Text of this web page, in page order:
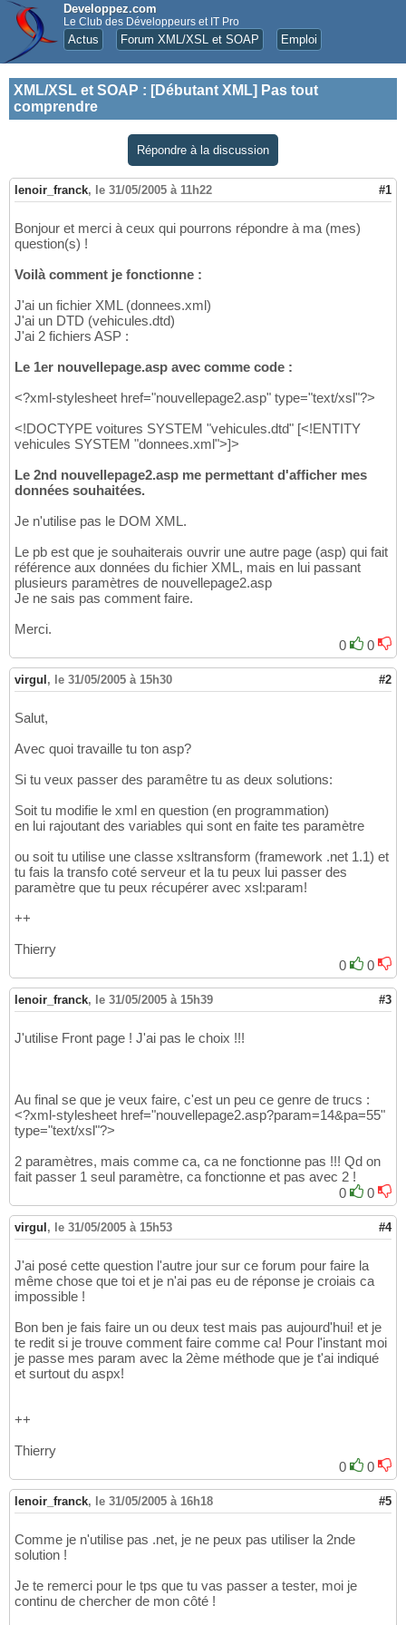
Developpez.com
Le Club des Développeurs et IT Pro
Actus Forum XML/XSL et SOAP Emploi
XML/XSL et SOAP : [Débutant XML] Pas tout
comprendre
Répondre à la discussion
lenoir_franck, le 31/05/2005 à 11h22 #1
Bonjour et merci à ceux qui pourrons répondre à ma (mes)
question(s) !
Voilà comment je fonctionne :
J'ai un fichier XML (donnees.xml)
J'ai un DTD (vehicules.dtd)
J'ai 2 fichiers ASP :
Le 1er nouvellepage.asp avec comme code :
<?xml-stylesheet href="nouvellepage2.asp" type="text/xsl"?>
<!DOCTYPE voitures SYSTEM "vehicules.dtd" [<!ENTITY
vehicules SYSTEM "donnees.xml">]>
Le 2nd nouvellepage2.asp me permettant d'afficher mes
données souhaitées.
Je n'utilise pas le DOM XML.
Le pb est que je souhaiterais ouvrir une autre page (asp) qui fait
référence aux données du fichier XML, mais en lui passant
plusieurs paramètres de nouvellepage2.asp
Je ne sais pas comment faire.
Merci.
0
0
virgul , le 31/05/2005 à 15h30 #2
Salut,
Avec quoi travaille tu ton asp?
Si tu veux passer des paramêtre tu as deux solutions:
Soit tu modifie le xml en question (en programmation)
en lui rajoutant des variables qui sont en faite tes paramètre
ou soit tu utilise une classe xsltransform (framework .net 1.1) et
tu fais la transfo coté serveur et la tu peux lui passer des
paramètre que tu peux récupérer avec xsl:param!
++
Thierry
0
0
lenoir_franck, le 31/05/2005 à 15h39 #3
J'utilise Front page ! J'ai pas le choix !!!
Au final se que je veux faire, c'est un peu ce genre de trucs :
<?xml-stylesheet href="nouvellepage2.asp?param=14&pa=55"
type="text/xsl"?>
2 paramètres, mais comme ca, ca ne fonctionne pas !!! Qd on
fait passer 1 seul paramètre, ca fonctionne et pas avec 2 !
0
0
virgul , le 31/05/2005 à 15h53 #4
J'ai posé cette question l'autre jour sur ce forum pour faire la
même chose que toi et je n'ai pas eu de réponse je croiais ca
impossible !
Bon ben je fais faire un ou deux test mais pas aujourd'hui! et je
te redit si je trouve comment faire comme ca! Pour l'instant moi
je passe mes param avec la 2ème méthode que je t'ai indiqué
et surtout du aspx!
++
Thierry
0
0
lenoir_franck, le 31/05/2005 à 16h18 #5
Comme je n'utilise pas .net, je ne peux pas utiliser la 2nde
solution !
Je te remerci pour le tps que tu vas passer a tester, moi je
continu de chercher de mon côté !